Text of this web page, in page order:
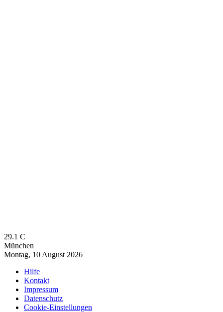
29.1 C
München
Montag, 10 August 2026
Hilfe
Kontakt
Impressum
Datenschutz
Cookie-Einstellungen